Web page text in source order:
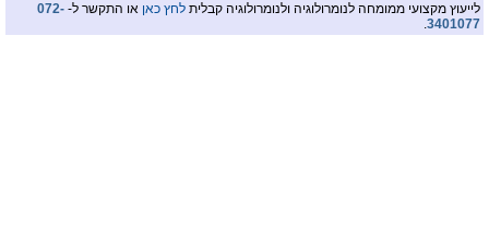
לייעוץ מקצועי ממומחה לנומרולוגיה ולנומרולוגיה קבלית לחץ כאן או התקשר ל- 072-
3401077
.